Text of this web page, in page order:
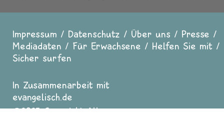
Fußzeile
Impressum Datenschutz Über uns
Presse
Mediadaten
Für Erwachsene
Helfen Sie mit
Sicher surfen
In Zusammenarbeit mit
evangelisch.de
2025 Copyright All